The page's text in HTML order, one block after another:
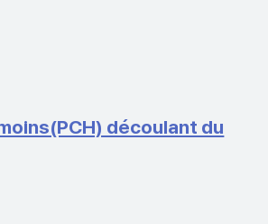
découlant du